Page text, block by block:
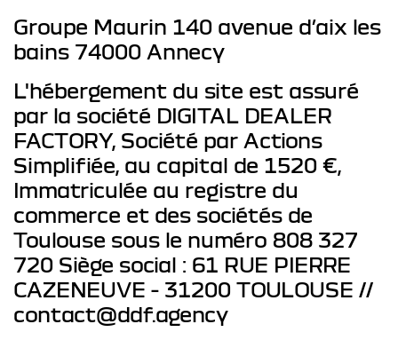
Groupe Maurin 140 avenue d’aix les
bains 74000 Annecy
L'hébergement du site est assuré
par la société DIGITAL DEALER
FACTORY, Société par Actions
Simplifiée, au capital de 1520 €,
Immatriculée au registre du
commerce et des sociétés de
Toulouse sous le numéro 808 327
720 Siège social : 61 RUE PIERRE
CAZENEUVE - 31200 TOULOUSE //
contact@ddf.agency